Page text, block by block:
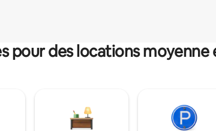
pour des locations